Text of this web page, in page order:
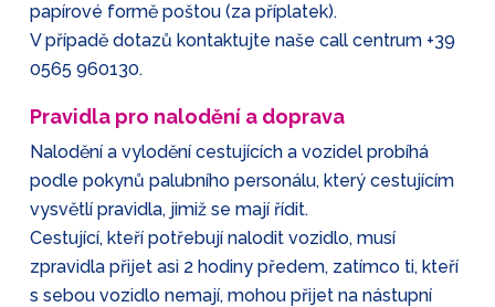
papírové formě poštou (za příplatek).
V případě dotazů kontaktujte naše call centrum +39
0565 960130.
Pravidla pro nalodění a doprava
Nalodění a vylodění cestujících a vozidel probíhá
podle pokynů palubního personálu, který cestujícím
vysvětlí pravidla, jimiž se mají řídit.
Cestující, kteří potřebují nalodit vozidlo, musí
zpravidla přijet asi 2 hodiny předem, zatímco ti, kteří
s sebou vozidlo nemají, mohou přijet na nástupní